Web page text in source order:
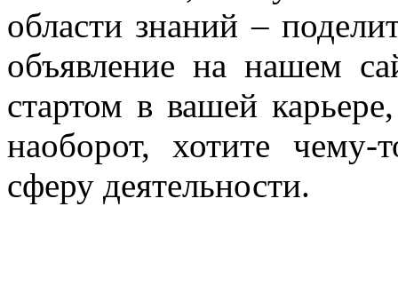
области знаний –
объявление на нашем
стартом в вашей
наоборот, хотите чему-
сферу деятельности.